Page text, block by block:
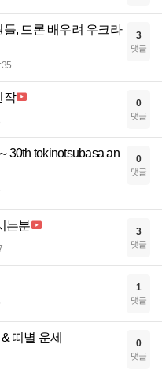
, 드론 배우려 우크라
3
댓글
작 0
댓글
30th tokinotsubasa an
0
댓글
는분 3
댓글
1
댓글
띠별 운세 0
댓글